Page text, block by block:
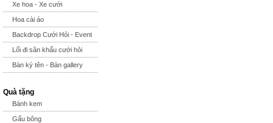
Xe hoa - Xe cưới
Hoa cài áo
Backdrop Cưới Hỏi - Event
Lối đi sân khấu cưới hỏi
Bàn ký tên - Bàn gallery
Quà tặng
Bánh kem
Gấu bông